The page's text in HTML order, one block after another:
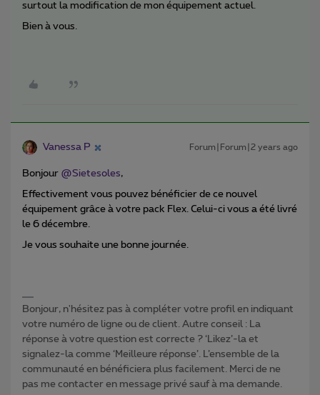
surtout la modification de mon équipement actuel.
Bien à vous.
Vanessa P Forum|Forum|2 years ago
Bonjour @Sietesoles,
Effectivement vous pouvez bénéficier de ce nouvel
équipement grâce à votre pack Flex. Celui-ci vous a été livré
le 6 décembre.
Je vous souhaite une bonne journée.
Bonjour, n'hésitez pas à compléter votre profil en indiquant
votre numéro de ligne ou de client. Autre conseil : La
réponse à votre question est correcte ? ‘Likez’-la et
signalez-la comme ‘Meilleure réponse’. L’ensemble de la
communauté en bénéficiera plus facilement. Merci de ne
pas me contacter en message privé sauf à ma demande.